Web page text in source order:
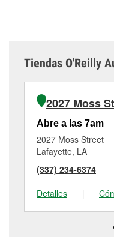
Tiendas O'Reilly
2027 Moss
Abre a las 7am
2027 Moss Street
Lafayette, LA
(337) 234-6374
Detalles
|